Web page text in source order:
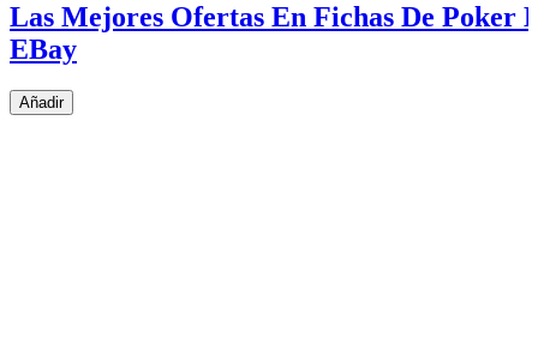
Las Mejores Ofertas En Fichas De Poker
EBay
Añadir